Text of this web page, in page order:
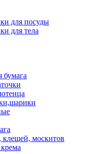
для посуды
для тела
бумага
клещей, москитов